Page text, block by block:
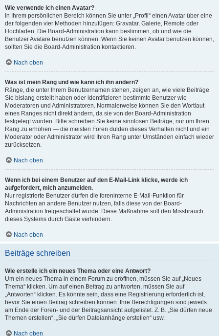
Wie verwende ich einen Avatar?
In Ihrem persönlichen Bereich können Sie unter „Profil“ einen Avatar über eine
der folgenden vier Methoden hinzufügen: Gravatar, Galerie, Remote oder
Hochladen. Die Board-Administration kann bestimmen, ob und wie die
Benutzer Avatare benutzen können. Wenn Sie keinen Avatar benutzen können,
sollten Sie die Board-Administration kontaktieren.
Nach oben
Was ist mein Rang und wie kann ich ihn ändern?
Ränge, die unter Ihrem Benutzernamen stehen, zeigen an, wie viele Beiträge
Sie bislang erstellt haben oder identifizieren bestimmte Benutzer wie
Moderatoren und Administratoren. Normalerweise können Sie den Wortlaut
eines Ranges nicht direkt ändern, da sie von der Board-Administration
festgelegt wurden. Bitte schreiben Sie keine sinnlosen Beiträge, nur um Ihren
Rang zu erhöhen — die meisten Foren dulden dieses Verhalten nicht und ein
Moderator oder Administrator wird Ihren Rang unter Umständen einfach wieder
zurücksetzen.
Nach oben
Wenn ich bei einem Benutzer auf den E-Mail-Link klicke, werde ich
aufgefordert, mich anzumelden.
Nur registrierte Benutzer dürfen die foreninterne E-Mail-Funktion für
Nachrichten an andere Benutzer nutzen, falls diese von der Board-
Administration freigeschaltet wurde. Diese Maßnahme soll den Missbrauch
dieses Systems durch Gäste verhindern.
Nach oben
Beiträge schreiben
Wie erstelle ich ein neues Thema oder eine Antwort?
Um ein neues Thema in einem Forum zu eröffnen, müssen Sie auf „Neues
Thema“ klicken. Um auf einen Beitrag zu antworten, müssen Sie auf
„Antworten“ klicken. Es könnte sein, dass eine Registrierung erforderlich ist,
bevor Sie einen Beitrag schreiben können. Ihre Berechtigungen sind jeweils
am Ende der Foren- und der Beitragsansicht aufgelistet. Z. B. „Sie dürfen neue
Themen erstellen“, „Sie dürfen Dateianhänge erstellen“ usw.
Nach oben